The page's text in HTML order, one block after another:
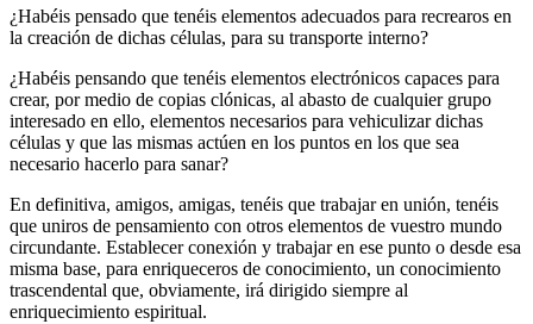
¿Habéis pensado que tenéis elementos adecuados para recrearos en
la creación de dichas células, para su transporte interno?
¿Habéis pensando que tenéis elementos electrónicos capaces para
crear, por medio de copias clónicas, al abasto de cualquier grupo
interesado en ello, elementos necesarios para vehiculizar dichas
células y que las mismas actúen en los puntos en los que sea
necesario hacerlo para sanar?
En definitiva, amigos, amigas, tenéis que trabajar en unión, tenéis
que uniros de pensamiento con otros elementos de vuestro mundo
circundante. Establecer conexión y trabajar en ese punto o desde esa
misma base, para enriqueceros de conocimiento, un conocimiento
trascendental que, obviamente, irá dirigido siempre al
enriquecimiento espiritual.